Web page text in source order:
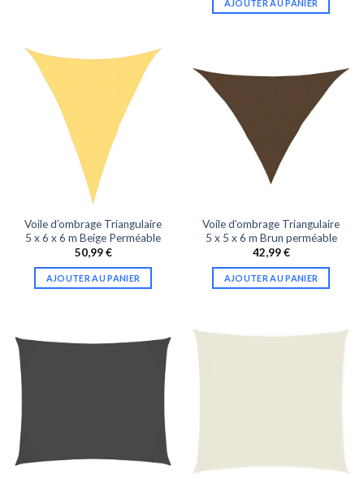
AJOUTER AU PANIER
Voile d’ombrage Triangulaire
5 x 6 x 6 m Beige Perméable
50,99€
AJOUTER AU PANIER
Voile d’ombrage Triangulaire
5 x 5 x 6 m Brun perméable
42,99€
AJOUTER AU PANIER